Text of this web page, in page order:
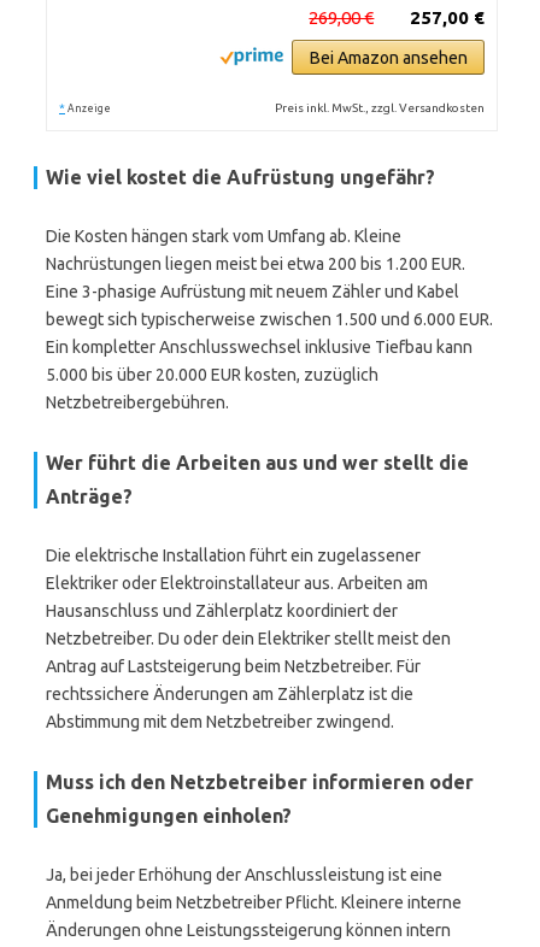
257,00 €
269,00 €
Bei Amazon ansehen
* Anzeige Preis inkl. MwSt., zzgl. Versandkosten
Wie viel kostet die Aufrüstung ungefähr?
Die Kosten hängen stark vom Umfang ab. Kleine
Nachrüstungen liegen meist bei etwa 200 bis 1.200 EUR.
Eine 3-phasige Aufrüstung mit neuem Zähler und Kabel
bewegt sich typischerweise zwischen 1.500 und 6.000 EUR.
Ein kompletter Anschlusswechsel inklusive Tiefbau kann
5.000 bis über 20.000 EUR kosten, zuzüglich
Netzbetreibergebühren.
Wer führt die Arbeiten aus und wer stellt die
Anträge?
Die elektrische Installation führt ein zugelassener
Elektriker oder Elektroinstallateur aus. Arbeiten am
Hausanschluss und Zählerplatz koordiniert der
Netzbetreiber. Du oder dein Elektriker stellt meist den
Antrag auf Laststeigerung beim Netzbetreiber. Für
rechtssichere Änderungen am Zählerplatz ist die
Abstimmung mit dem Netzbetreiber zwingend.
Muss ich den Netzbetreiber informieren oder
Genehmigungen einholen?
Ja, bei jeder Erhöhung der Anschlussleistung ist eine
Anmeldung beim Netzbetreiber Pflicht. Kleinere interne
Änderungen ohne Leistungssteigerung können intern